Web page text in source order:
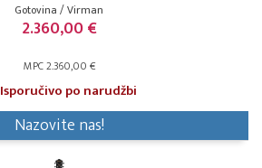
Gotovina / Virman
2.360,00 €
MPC 2.360,00 €
Isporučivo po narudžbi
Nazovite nas!